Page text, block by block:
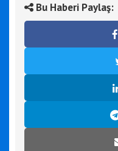
Bu Haberi Paylaş: